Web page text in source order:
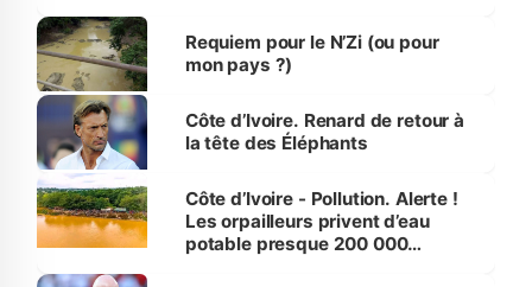
Requiem pour le N’Zi (ou pour
mon pays ?)
Côte d’Ivoire. Renard de retour à
la tête des Éléphants
Côte d’Ivoire - Pollution. Alerte !
Les orpailleurs privent d’eau
potable presque 200 000